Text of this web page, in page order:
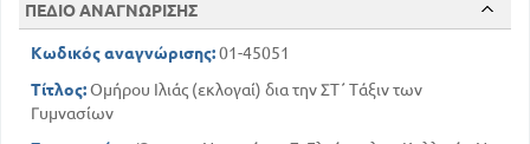
ΠΕΔΙΟ ΑΝΑΓΝΩΡΙΣΗΣ
Κωδικός αναγνώρισης:01-45051
Τίτλος:Ομήρου Ιλιάς (εκλογαί) δια την ΣΤ΄ Τάξιν των
Γυμνασίων